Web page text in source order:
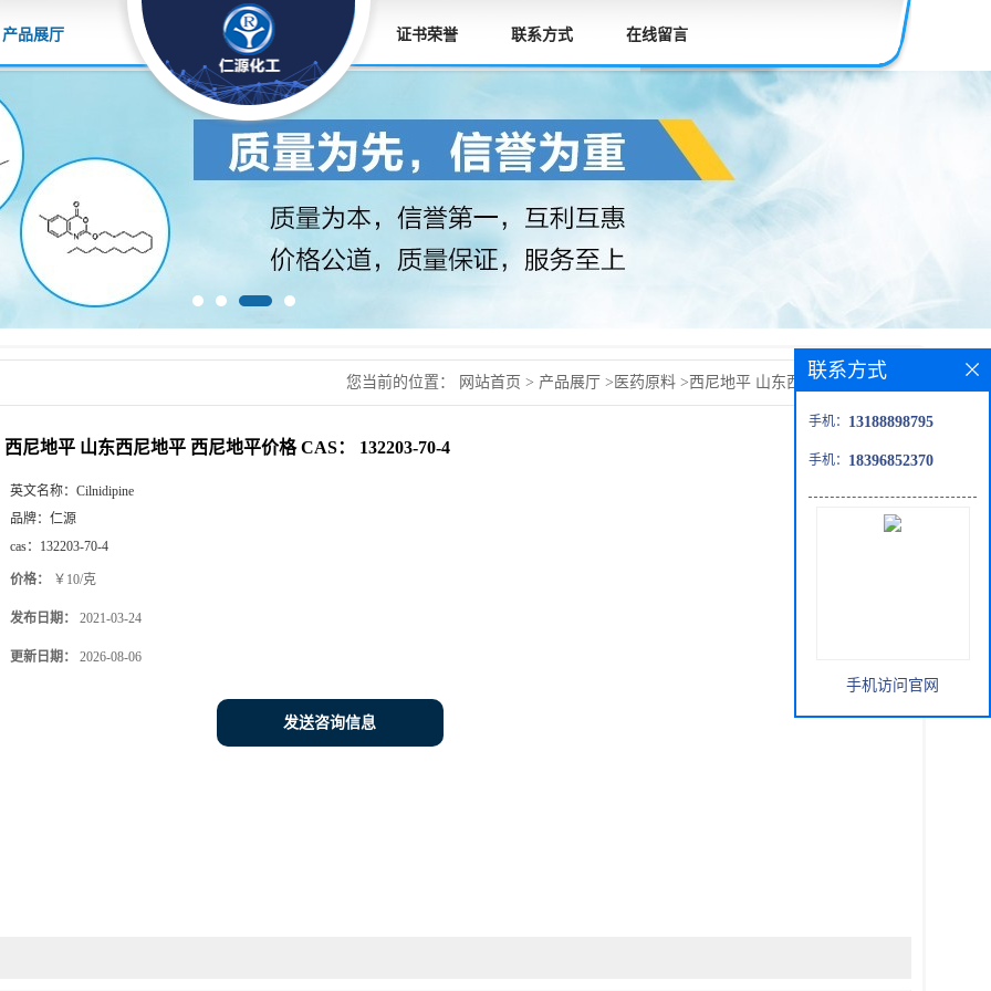
产品展厅 证书荣誉 联系方式 在线留言
您当前的位置： 网站首页 > 产品展厅 > 医药原料 >西尼地平 山东西尼地平 西尼地
西尼地平 山东西尼地平 西尼地平价格 CAS： 132203-70-4
英文名称： Cilnidipine
品牌： 仁源
cas： 132203-70-4
价格： ￥10/克
发布日期： 2021-03-24
更新日期： 2026-08-06
发送咨询信息
联系方式
手机： 13188898795
手机： 18396852370
手机访问官网